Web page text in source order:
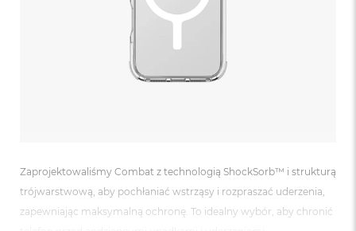
Zaprojektowaliśmy Combat z technologią ShockSorb™ i strukturą
trójwarstwową, aby pochłaniać wstrząsy i rozpraszać uderzenia,
zapewniając maksymalną ochronę. To idealny wybór, aby chronić